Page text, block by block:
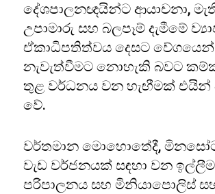
දේශපාලනඥයින්ට ආයාචනා,
උපාමාරු සහ බලපෑම් දැමීමේ
ඒකාධිපතිත්වය දෙසට වේගයෙන්
නැවැත්වීමට නොහැකි බවට
තුළ වර්ධනය වන හැඟීමක් එයින්
වේ.
වර්තමාන මොහොතේදී,
වැඩ වර්ජනයක් සඳහා වන ඉල්ලීම,
පරිපාලනය සහ මිනියාපොලිස්